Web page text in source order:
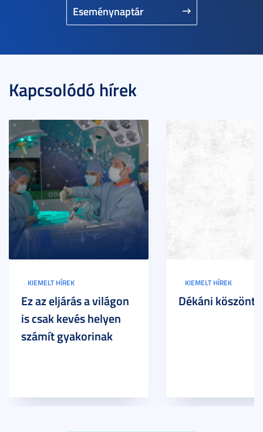
Eseménynaptár
Kapcsolódó hírek
KIEMELT HÍREK
Ez az eljárás a világon
is csak kevés helyen
számít gyakorinak
KIEMELT HÍREK
Dékáni köszöntő